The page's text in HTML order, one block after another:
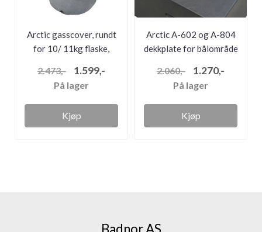
Arctic gasscover, rundt
for 10/ 11kg flaske,
2.473,- 1.599,-
På lager
Kjøp
Arctic A-602 og A-804
dekkplate for bålområde
2.060,- 1.270,-
På lager
Kjøp